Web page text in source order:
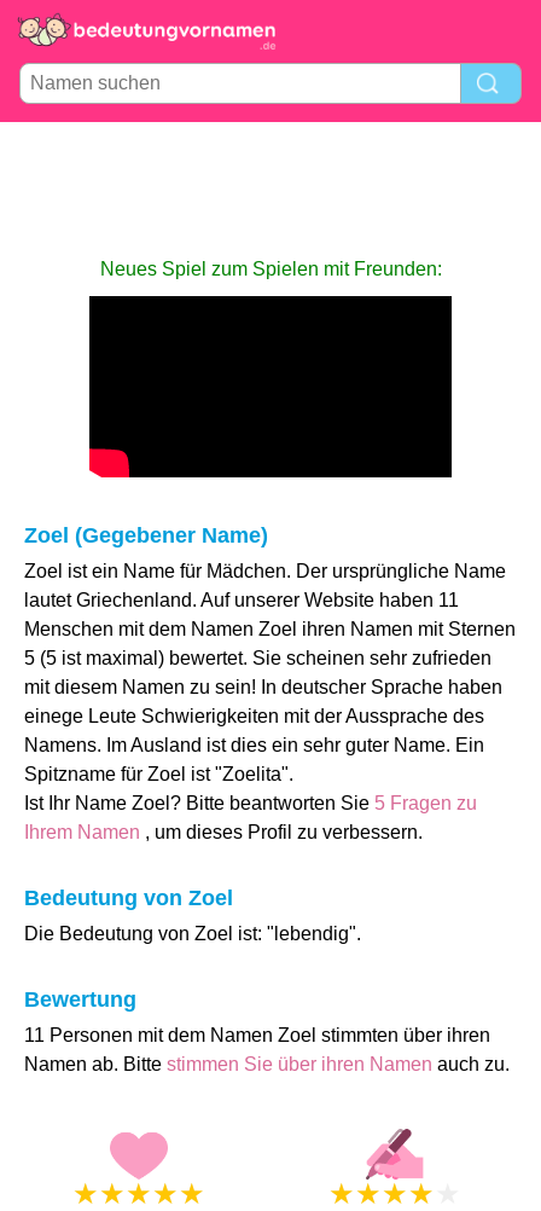
Neues Spiel zum Spielen mit Freunden:
Zoel (Gegebener Name)
Zoel ist ein Name für Mädchen. Der ursprüngliche Name
lautet Griechenland. Auf unserer Website haben 11
Menschen mit dem Namen Zoel ihren Namen mit Sternen
5 (5 ist maximal) bewertet. Sie scheinen sehr zufrieden
mit diesem Namen zu sein! In deutscher Sprache haben
einege Leute Schwierigkeiten mit der Aussprache des
Namens. Im Ausland ist dies ein sehr guter Name. Ein
Spitzname für Zoel ist "Zoelita".
Ist Ihr Name Zoel? Bitte beantworten Sie 5 Fragen zu
Ihrem Namen , um dieses Profil zu verbessern.
Bedeutung von Zoel
Die Bedeutung von Zoel ist: "lebendig".
Bewertung
11 Personen mit dem Namen Zoel stimmten über ihren
Namen ab. Bitte stimmen Sie über ihren Namen auch zu.
★★★★★ ★★★★